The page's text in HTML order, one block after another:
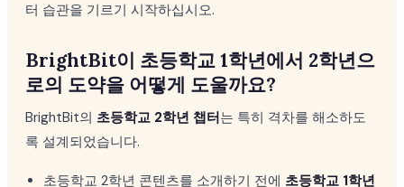
터 습관을 기르기 시작하십시오.
BrightBit이 초등학교 1학년에서 2학년으
로의 도약을 어떻게 도울까요?
BrightBit의 초등학교 2학년 챕터는 특히 격차를 해소하도
록 설계되었습니다.
초등학교 2학년 콘텐츠를 소개하기 전에 초등학교 1학년